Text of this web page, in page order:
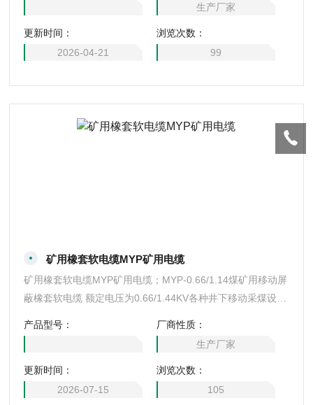
生产厂家
更新时间：
2026-04-21
浏览次数：
99
矿用橡套软电缆MYP矿用电缆
矿用橡套软电缆MYP矿用电缆；MYP-0.66/1.14煤矿用移动屏
蔽橡套软电缆 额定电压为0.66/1.44KV各种井下移动采煤设备
产品型号：
厂商性质：
生产厂家
更新时间：
2026-07-15
浏览次数：
105